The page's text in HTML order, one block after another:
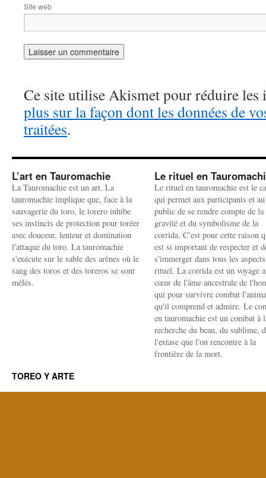
Site web
Ce site utilise Akismet pour réduire les
plus sur la façon dont les données de
traitées.
L’art en Tauromachie
La Tauromachie est un art. La
tauromachie implique que, face à la
sauvagerie du toro, le torero inhibe
ses instincts de protection pour toréer
avec douceur, lenteur et domination
l'attaque du toro. La tauromachie
s'exécute sur le sable des arènes où le
sang des toros et des toreros se sont
mêlés.
Le rituel en
Le rituel en tauromachie est le
qui permet aux participants et au
public de se rendre compte de la
gravité et du symbolisme de la
corrida. C'est pour cette raison
est si important de respecter et
s'immerger dans tous les
rituel. La corrida est un voyage
cœur de l'âme ancestrale de
qui pour survivre combat
qu'il comprend et admire. Le
en tauromachie est un combat à
recherche du beau, du sublime,
l'extase que l'on rencontre à la
frontière de la mort.
TOREO Y ARTE